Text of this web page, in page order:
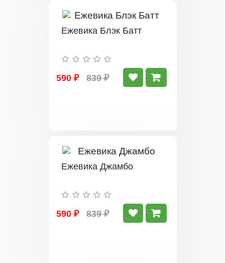
Ежевика Блэк Батт
590 ₽ 839 ₽
Ежевика Джамбо
590 ₽ 839 ₽